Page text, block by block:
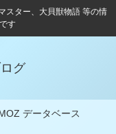
スター、大貝獣物語 等の情
す
グ
データベース